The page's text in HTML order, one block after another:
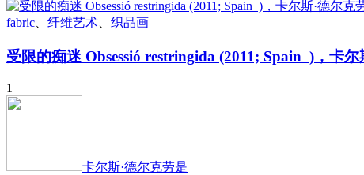
fabric 纤维艺术 织品画
受限的痴迷 Obsessió restringida (2011; Spain )，卡尔
1
卡尔斯·德尔克劳是